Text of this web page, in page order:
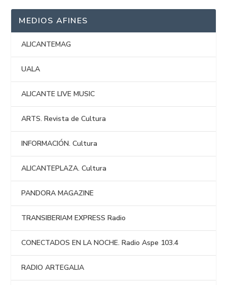
MEDIOS AFINES
ALICANTEMAG
UALA
ALICANTE LIVE MUSIC
ARTS. Revista de Cultura
INFORMACIÓN. Cultura
ALICANTEPLAZA. Cultura
PANDORA MAGAZINE
TRANSIBERIAM EXPRESS Radio
CONECTADOS EN LA NOCHE. Radio Aspe 103.4
RADIO ARTEGALIA